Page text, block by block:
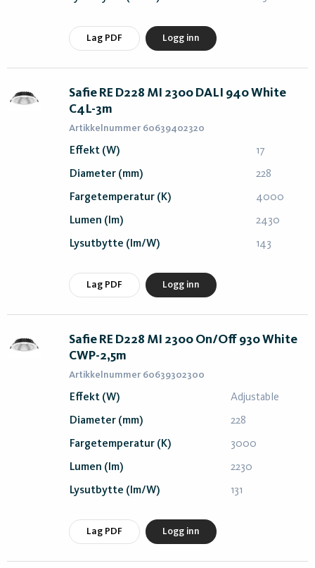
Lag PDF Logg inn
Safie RE D228 MI 2300 DALI 940 White
C4L-3m
Artikkelnummer 60639402320
Effekt (W) 17
Diameter (mm) 228
Fargetemperatur (K) 4000
Lumen (lm) 2430
Lysutbytte (lm/W) 143
Lag PDF Logg inn
Safie RE D228 MI 2300 On/Off 930 White
CWP-2,5m
Artikkelnummer 60639302300
Effekt (W) Adjustable
Diameter (mm) 228
Fargetemperatur (K) 3000
Lumen (lm) 2230
Lysutbytte (lm/W) 131
Lag PDF Logg inn